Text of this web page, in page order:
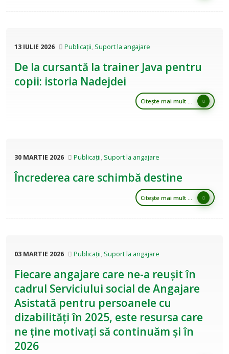
13 IULIE 2026 Publicații, Suport la angajare
De la cursantă la trainer Java pentru
copii: istoria Nadejdei
Citește mai mult ...
30 MARTIE 2026 Publicații, Suport la angajare
Încrederea care schimbă destine
Citește mai mult ...
03 MARTIE 2026 Publicații, Suport la angajare
Fiecare angajare care ne-a reușit în
cadrul Serviciului social de Angajare
Asistată pentru persoanele cu
dizabilități în 2025, este resursa care
ne ține motivați să continuăm și în
2026